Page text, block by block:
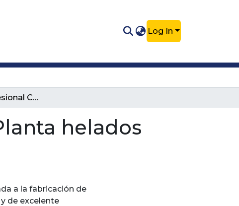
Log In
Práctica Profesional Colombina S.A Planta helados Medellín
helados
a la fabricación de
de excelente